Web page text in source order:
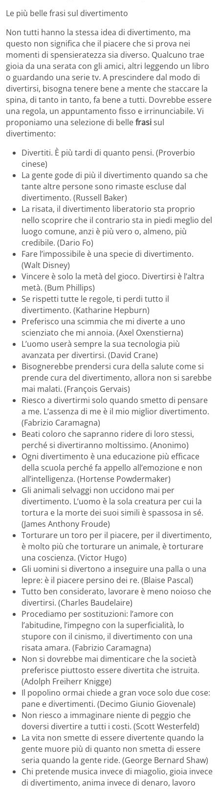
Le più belle frasi sul divertimento
Non tutti hanno la stessa idea di divertimento, ma
questo non significa che il piacere che si prova nei
momenti di spensieratezza sia diverso. Qualcuno trae
gioia da una serata con gli amici, altri leggendo un libro
o guardando una serie tv. A prescindere dal modo di
divertirsi, bisogna tenere bene a mente che staccare la
spina, di tanto in tanto, fa bene a tutti. Dovrebbe essere
una regola, un appuntamento fisso e irrinunciabile. Vi
proponiamo una selezione di bellefrasisul
divertimento:
Divertiti. È più tardi di quanto pensi. (Proverbio
cinese)
La gente gode di più il divertimento quando sa che
tante altre persone sono rimaste escluse dal
divertimento. (Russell Baker)
La risata, il divertimento liberatorio sta proprio
nello scoprire che il contrario sta in piedi meglio del
luogo comune, anzi è più vero o, almeno, più
credibile. (Dario Fo)
Fare l’impossibile è una specie di divertimento.
(Walt Disney)
Vincere è solo la metà del gioco. Divertirsi è l’altra
metà. (Bum Phillips)
Se rispetti tutte le regole, ti perdi tutto il
divertimento. (Katharine Hepburn)
Preferisco una scimmia che mi diverte a uno
scienziato che mi annoia. (Axel Oxenstierna)
L’uomo userà sempre la sua tecnologia più
avanzata per divertirsi. (David Crane)
Bisognerebbe prendersi cura della salute come si
prende cura del divertimento, allora non si sarebbe
mai malati. (François Gervais)
Riesco a divertirmi solo quando smetto di pensare
a me. L’assenza di me è il mio miglior divertimento.
(Fabrizio Caramagna)
Beati coloro che sapranno ridere di loro stessi,
perché si divertiranno moltissimo. (Anonimo)
Ogni divertimento è una educazione più efficace
della scuola perché fa appello all’emozione e non
all’intelligenza. (Hortense Powdermaker)
Gli animali selvaggi non uccidono mai per
divertimento. L’uomo è la sola creatura per cui la
tortura e la morte dei suoi simili è spassosa in sé.
(James Anthony Froude)
Torturare un toro per il piacere, per il divertimento,
è molto più che torturare un animale, è torturare
una coscienza. (Victor Hugo)
Gli uomini si divertono a inseguire una palla o una
lepre: è il piacere persino dei re. (Blaise Pascal)
Tutto ben considerato, lavorare è meno noioso che
divertirsi. (Charles Baudelaire)
Procediamo per sostituzioni: l’amore con
l’abitudine, l’impegno con la superficialità, lo
stupore con il cinismo, il divertimento con una
risata amara. (Fabrizio Caramagna)
Non si dovrebbe mai dimenticare che la società
preferisce piuttosto essere divertita che istruita.
(Adolph Freiherr Knigge)
Il popolino ormai chiede a gran voce solo due cose:
pane e divertimenti. (Decimo Giunio Giovenale)
Non riesco a immaginare niente di peggio che
doversi divertire a tutti i costi. (Scott Westerfeld)
La vita non smette di essere divertente quando la
gente muore più di quanto non smetta di essere
seria quando la gente ride. (George Bernard Shaw)
Chi pretende musica invece di miagolio, gioia invece
di divertimento, anima invece di denaro, lavoro